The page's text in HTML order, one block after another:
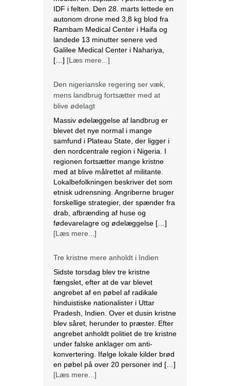
IDF i felten. Den 28. marts lettede en
autonom drone med 3,8 kg blod fra
Rambam Medical Center i Haifa og
landede 13 minutter senere ved
Galilee Medical Center i Nahariya,
[…] [Læs mere...]
Den nigerianske regering ser væk,
mens landbrug fortsætter med at
blive ødelagt
Massiv ødelæggelse af landbrug er
blevet det nye normal i mange
samfund i Plateau State, der ligger i
den nordcentrale region i Nigeria. I
regionen fortsætter mange kristne
med at blive målrettet af militante.
Lokalbefolkningen beskriver det som
etnisk udrensning. Angriberne bruger
forskellige strategier, der spænder fra
drab, afbrænding af huse og
fødevarelagre og ødelæggelse […]
[Læs mere...]
Tre kristne mere anholdt i Indien
Sidste torsdag blev tre kristne
fængslet, efter at de var blevet
angrebet af en pøbel af radikale
hinduistiske nationalister i Uttar
Pradesh, Indien. Over et dusin kristne
blev såret, herunder to præster. Efter
angrebet anholdt politiet de tre kristne
under falske anklager om anti-
konvertering. Ifølge lokale kilder brød
en pøbel på over 20 personer ind […]
[Læs mere...]